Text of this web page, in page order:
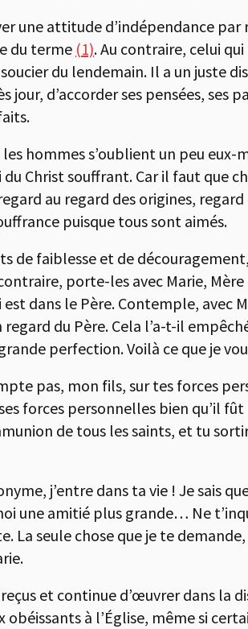
une attitude d’indépendance
du terme (1). Au contraire, celui
du lendemain. Il a un juste
jour, d’accorder ses pensées,
hommes s’oublient un peu eux-
Christ souffrant. Car il faut que
au regard des origines,
puisque tous sont aimés.
de faiblesse et de
porte-les avec Marie,
dans le Père. Contemple, avec
du Père. Cela l’a-t-il
perfection. Voilà ce que je
pas, mon fils, sur tes forces
forces personnelles bien qu’il fût
de tous les saints, et tu
j’entre dans ta vie ! Je sais
une amitié plus grande… Ne
La seule chose que je te
et continue d’œuvrer dans la
à l’Église, même si